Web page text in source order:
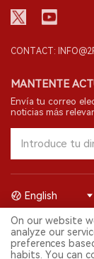
CONTACT:
MANTENTE
Envía tu correo
noticias más
© 2026 Shenzhen
reservados.
2FIRSTS solo es
English
On our website
analyze our
preferences
habits. You can